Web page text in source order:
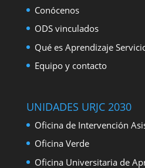
Conócenos
ODS vinculados
Qué es Aprendizaje
Equipo y contacto
UNIDADES URJC 2030
Oficina de Intervención
Oficina Verde
Oficina Universitaria de